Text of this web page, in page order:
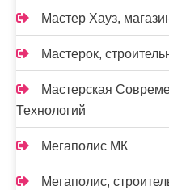
Мастер Хауз,
Мастерок,
Мастерская
Технологий
Мегаполис МК
Мегаполис,